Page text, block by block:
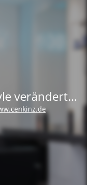
verändert...